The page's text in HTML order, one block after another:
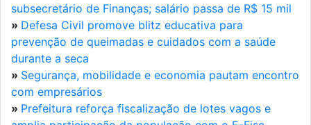
subsecretário de Finanças; salário passa de R$ 15 mil
» Defesa Civil promove blitz educativa para
prevenção de queimadas e cuidados com a saúde
durante a seca
» Segurança, mobilidade e economia pautam encontro
com empresários
» Prefeitura reforça fiscalização de lotes vagos e